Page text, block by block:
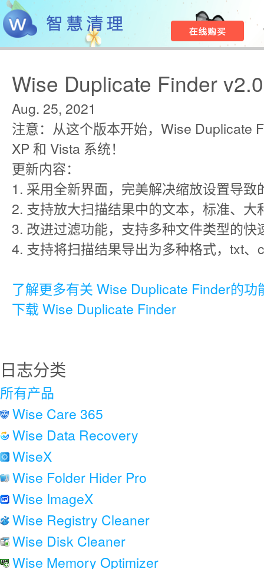
Wise Duplicate Finder
Aug. 25, 2021
注意：从这个版本开始，Wise Duplicate
XP 和 Vista 系统！
更新内容：
1. 采用全新界面，完美解决缩放设置导致
2. 支持放大扫描结果中的文本，标准、大
3. 改进过滤功能，支持多种文件类型的快
4. 支持将扫描结果导出为多种格式，txt
了解更多有关 Wise Duplicate Finder的功
下载 Wise Duplicate Finder
日志分类
所有产品
Wise Care 365
Wise Data Recovery
WiseX
Wise Folder Hider Pro
Wise ImageX
Wise Registry Cleaner
Wise Disk Cleaner
Wise Memory Optimizer